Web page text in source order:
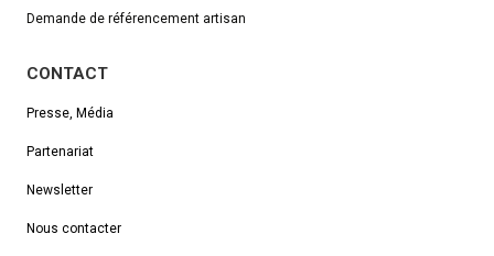
Demande de référencement artisan
CONTACT
Presse, Média
Partenariat
Newsletter
Nous contacter